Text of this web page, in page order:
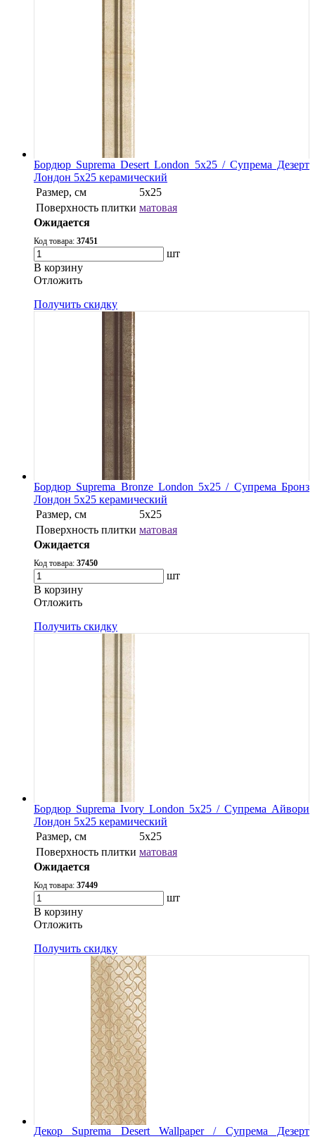
Бордюр Suprema Desert London 5x25 / Супрема Дезерт
Лондон 5x25 керамический
Размер, см
5х25
Поверхность плитки матовая
Ожидается
Код товара: 37451
шт
В корзину
Oтложить
Получить скидку
Бордюр Suprema Bronze London 5x25 / Супрема Бронз
Лондон 5x25 керамический
Размер, см
5х25
Поверхность плитки матовая
Ожидается
Код товара: 37450
шт
В корзину
Oтложить
Получить скидку
Бордюр Suprema Ivory London 5x25 / Супрема Айвори
Лондон 5x25 керамический
Размер, см
5х25
Поверхность плитки матовая
Ожидается
Код товара: 37449
шт
В корзину
Oтложить
Получить скидку
Декор Suprema Desert Wallpaper / Супрема Дезерт